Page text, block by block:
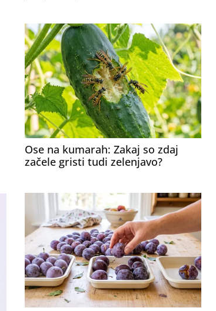
Ose na kumarah: Zakaj so zdaj
začele gristi tudi zelenjavo?